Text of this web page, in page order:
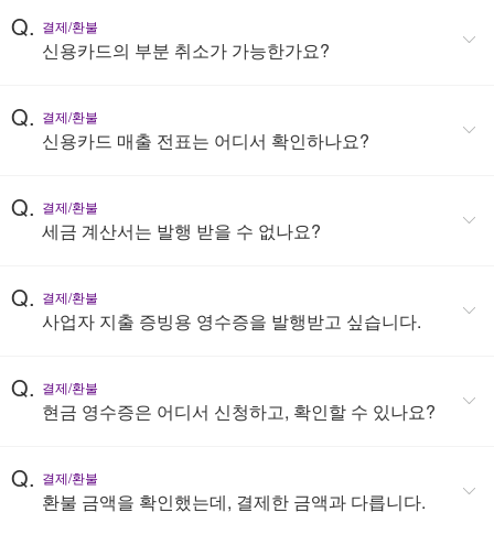
Q. 결제/환불
신용카드의 부분 취소가 가능한가요?
Q. 결제/환불
신용카드 매출 전표는 어디서 확인하나요?
Q. 결제/환불
세금 계산서는 발행 받을 수 없나요?
Q. 결제/환불
사업자 지출 증빙용 영수증을 발행받고 싶습니다.
Q. 결제/환불
현금 영수증은 어디서 신청하고, 확인할 수 있나요?
Q. 결제/환불
환불 금액을 확인했는데, 결제한 금액과 다릅니다.